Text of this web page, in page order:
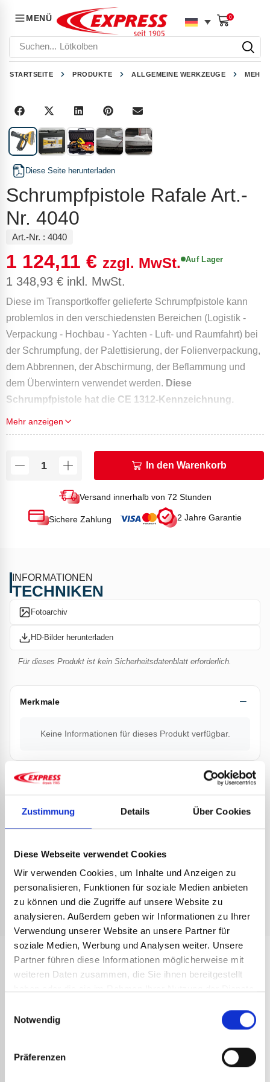
Zustimmung Details Über Cookies
Diese Webseite verwendet Cookies
Wir verwenden Cookies, um Inhalte und Anzeigen zu
personalisieren, Funktionen für soziale Medien anbieten
zu können und die Zugriffe auf unsere Website zu
analysieren. Außerdem geben wir Informationen zu Ihrer
Verwendung unserer Website an unsere Partner für
soziale Medien, Werbung und Analysen weiter. Unsere
Partner führen diese Informationen möglicherweise mit
weiteren Daten zusammen, die Sie ihnen bereitgestellt
Notwendig
Präferenzen
MENÜ 0
Suchen... Lötkolben
STARTSEITE PRODUKTE ALLGEMEINE WERKZEUGE
Diese Seite herunterladen
Schrumpfpistole Rafale Art.-
Nr. 4040
Art.-Nr. : 4040
1 124,11 € zzgl. MwSt.
1 348,93 € inkl. MwSt.
Auf Lager
Diese im Transportkoffer gelieferte Schrumpfpistole kann
problemlos in den verschiedensten Bereichen (Logistik -
Verpackung - Hochbau - Yachten - Luft- und Raumfahrt) bei
der Schrumpfung, der Palettisierung, der Folienverpackung,
dem Abbrennen, der Abschirmung, der Beflammung und
dem Überwintern verwendet werden. Diese
Schrumpfpistole hat die CE 1312-Kennzeichnung.
Mehr anzeigen
In den Warenkorb
Versand innerhalb von 72 Stunden
Sichere Zahlung 2 Jahre Garantie
INFORMATIONEN
TECHNIKEN
Fotoarchiv
HD-Bilder herunterladen
Für dieses Produkt ist kein Sicherheitsdatenblatt erforderlich.
Merkmale
Keine Informationen für dieses Produkt verfügbar.
Dokumentation
Gebrauchsanweisung Rafale 4040
Gebrauchsanweisung Ersatzteile Rafale
Verkaufsargumente Rafale
ANDERE
REFERENZEN